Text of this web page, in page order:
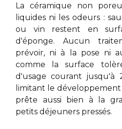
La céramique non
liquides ni les odeurs :
ou vin restent en
d'éponge. Aucun
prévoir, ni à la pose ni
comme la surface
d'usage courant jusqu'à
limitant le développement
prête aussi bien à la
petits déjeuners pressés.